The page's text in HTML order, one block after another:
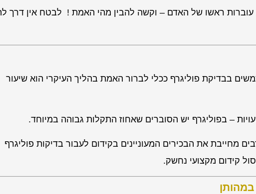
ראשו של האדם – וקשה להבין מהי האמת ! לבטח אין דרך
בבדיקת פוליגרף ככלי לברור האמת בהליך העיקרי הוא שיעור
– בפוליגרף יש הסוברים שאחוז התקלות גבוהה במיוחד.
מחייבת את הבכירים המעוניינים בקידום לעבור בדיקות פוליגרף
קידום מקצועי נחשק.
במהותן